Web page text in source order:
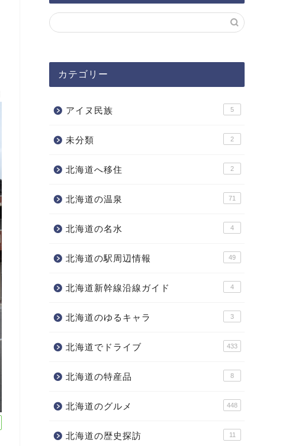
カテゴリー
アイヌ民族 5
未分類 2
北海道へ移住 2
北海道の温泉 71
北海道の名水 4
北海道の駅周辺情報 49
北海道新幹線沿線ガイド 4
北海道のゆるキャラ 3
北海道でドライブ 433
北海道の特産品 8
北海道のグルメ 448
北海道の歴史探訪 11